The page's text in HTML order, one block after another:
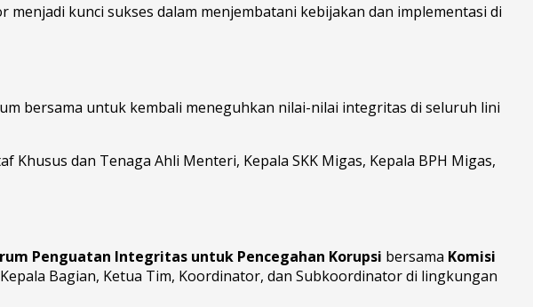
kunci sukses dalam menjembatani kebijakan dan implementasi di
bersama untuk kembali meneguhkan nilai-nilai integritas di seluruh lini
dan Tenaga Ahli Menteri, Kepala SKK Migas, Kepala BPH Migas,
Penguatan Integritas untuk Pencegahan Korupsi bersama Komisi
Bagian, Ketua Tim, Koordinator, dan Subkoordinator di lingkungan